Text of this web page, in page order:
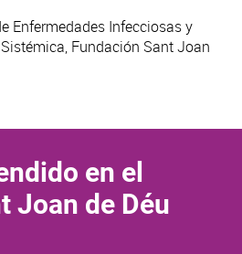
Enfermedades Infecciosas y
Fundación Sant Joan
en el
Joan de Déu